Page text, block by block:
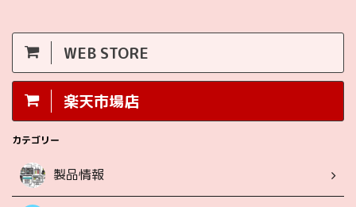
WEB STORE
楽天市場店
カテゴリー
製品情報